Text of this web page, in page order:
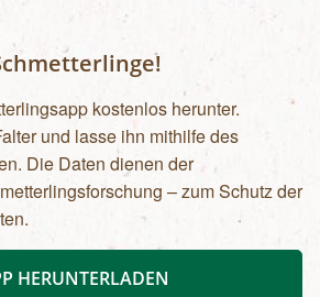
kostenlos herunter.
und lasse ihn mithilfe des
Die Daten dienen der
– zum Schutz der
HERUNTERLADEN